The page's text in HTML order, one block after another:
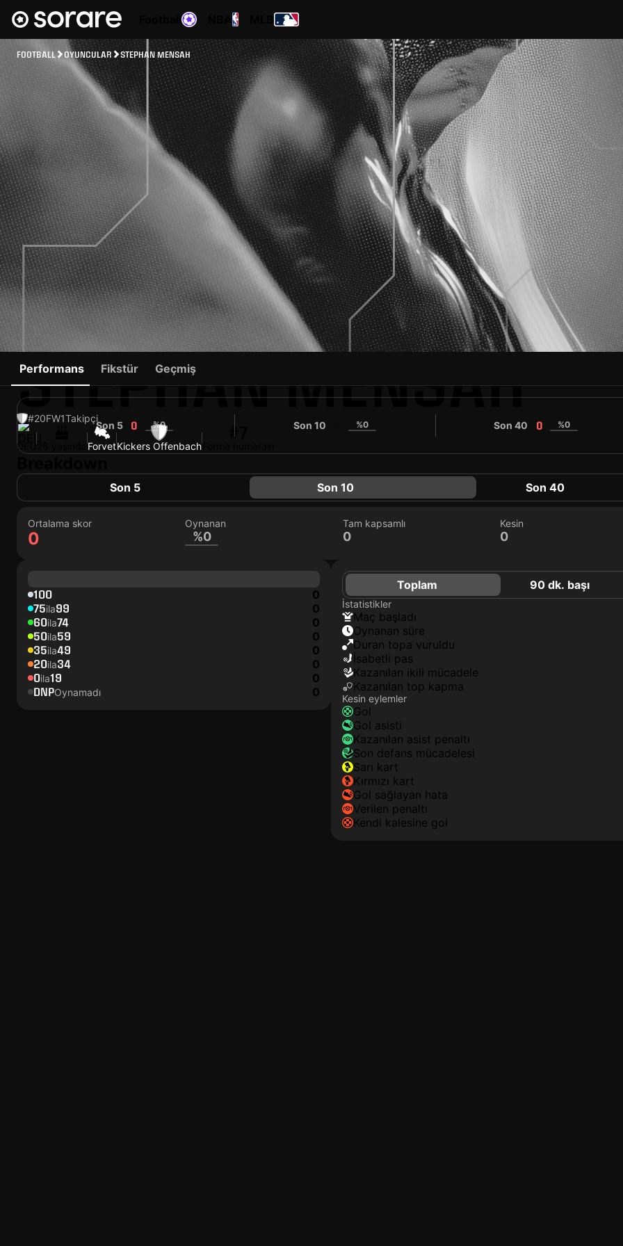
FOOTBALL OYUNCULAR STEPHAN MENSAH
STEPHAN MENSAH
#20FW1Takipçi
DEU ForvetKickers Offenbach
#7
Performans Fikstür Geçmiş
Son 5 0 %0 Son 10 %0 Son 40 0 %0
Son 5 Son 10 Son 40
Ortalama skor
0
Oynanan
%0
Tam kapsamlı
0
Kesin
0
100 0
75ila99 0
60ila74 0
50ila59 0
35ila49 0
20ila34 0
0ila19 0
DNPOynamadı 0
Toplam 90 dk. başı
İstatistikler
maç başladı
oynanan süre
duran topa vuruldu
isabetli pas
kazanılan ikili mücadele
kazanılan top kapma
Kesin eylemler
gol
gol asisti
kazanılan asist penaltı
son defans mücadelesi
sarı kart
kırmızı kart
gol sağlayan hata
verilen penaltı
kendi kalesine gol